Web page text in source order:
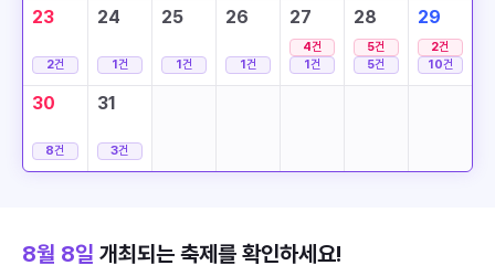
23
2건
24
1건
25
1건
26
1건
27
4건
1건
28
5건
5건
29
2건
10건
30
8건
31
3건
8월 8일 개최되는 축제를 확인하세요!